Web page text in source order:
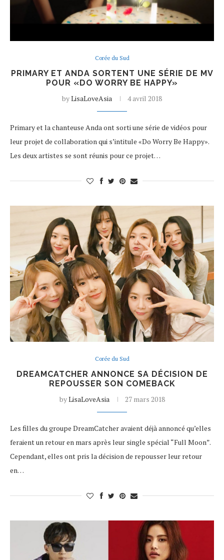
Corée du Sud
PRIMARY ET ANDA SORTENT UNE SÉRIE DE MV
POUR «DO WORRY BE HAPPY»
byLisaLoveAsia 4 avril 2018
Primary et la chanteuse Anda ont sorti une série de vidéos pour
leur projet de collaboration qui s’intitule «Do Worry Be Happy».
Les deux artistes se sont réunis pour ce projet…
Corée du Sud
DREAMCATCHER ANNONCE SA DÉCISION DE
REPOUSSER SON COMEBACK
byLisaLoveAsia 27 mars 2018
Les filles du groupe DreamCatcher avaient déjà annoncé qu’elles
feraient un retour en mars après leur single spécial “Full Moon”.
Cependant, elles ont pris la décision de repousser leur retour
en…